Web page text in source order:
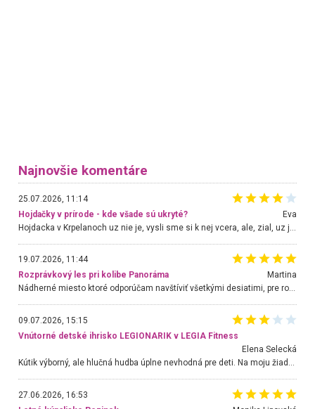
Najnovšie komentáre
25.07.2026, 11:14
Hojdačky v prírode - kde všade sú ukryté?
Eva
19.07.2026, 11:44
Rozprávkový les pri kolibe Panoráma
Martina
Nádherné miesto ktoré odporúčam navštíviť všetkými desiatimi, pre rodiny s deťmi, dôchodcom... Proste a jednoducho ozaj rozprávkový les.. určite ešte prídeme. Odniesli sme si na pamiatku krásne tričká,
09.07.2026, 15:15
Vnútorné detské ihrisko LEGIONARIK v LEGIA Fitness
Elena Selecká
Kútik výborný, ale hlučná hudba úplne nevhodná pre deti. Na moju žiadosť o aspoň sušenie nereagovali.
27.06.2026, 16:53